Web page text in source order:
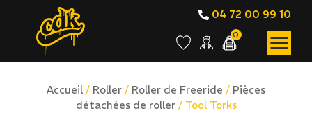
04 72 00 99 10
0
Accueil / Roller / Roller de Freeride / Pièces
détachées de roller/ Tool Torks